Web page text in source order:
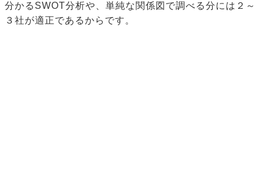
分かるSWOT分析や、単純な関係図で調べる分には２～
３社が適正であるからです。